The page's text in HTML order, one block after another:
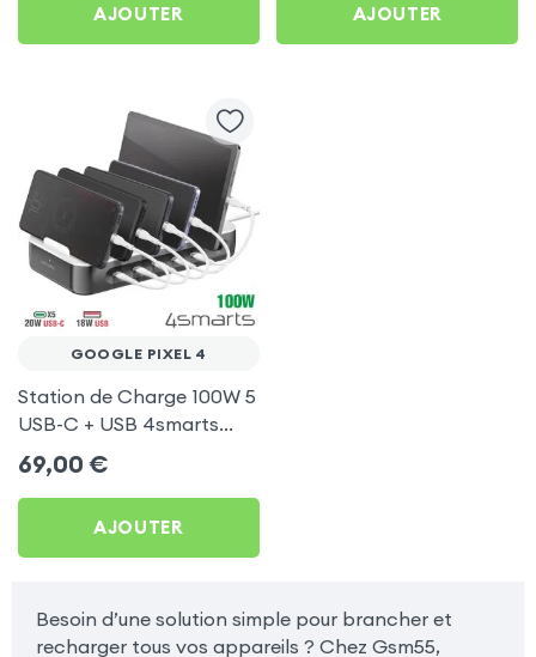
AJOUTER AJOUTER
GOOGLE PIXEL 4
Station de Charge 100W 5
USB-C + USB 4smarts
pour Google Pixel 4
69,00 €
AJOUTER
Besoin d’une solution simple pour brancher et
recharger tous vos appareils ? Chez Gsm55,